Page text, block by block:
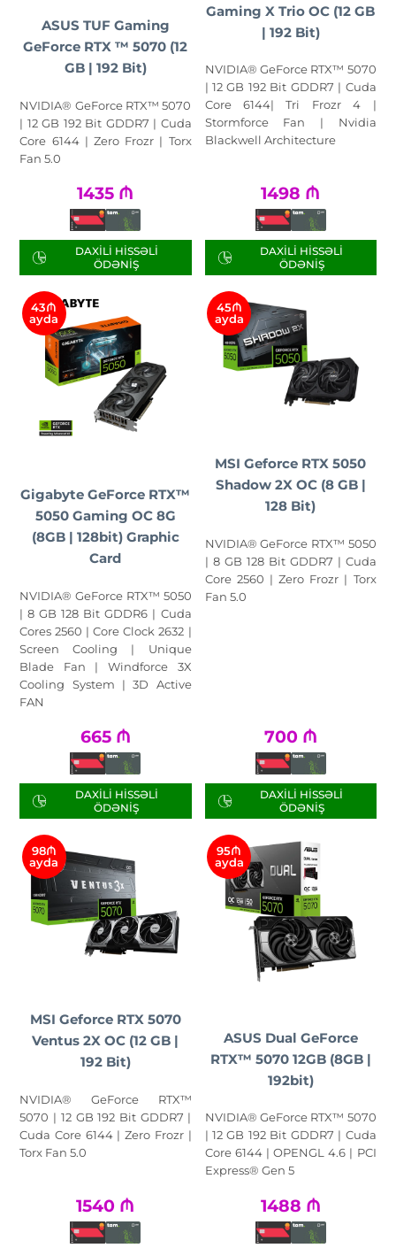
ASUS TUF Gaming
GeForce RTX ™ 5070 (12
GB | 192 Bit)
NVIDIA® GeForce RTX™ 5070
| 12 GB 192 Bit GDDR7 | Cuda
Core 6144 | Zero Frozr | Torx
Fan 5.0
1435 ₼
DAXILI HISSƏLI
ÖDƏNIŞ
Gaming X Trio OC (12 GB
| 192 Bit)
NVIDIA® GeForce RTX™ 5070
| 12 GB 192 Bit GDDR7 | Cuda
Core 6144| Tri Frozr 4 |
Stormforce Fan | Nvidia
Blackwell Architecture
1498 ₼
DAXILI HISSƏLI
ÖDƏNIŞ
43₼
ayda
Gigabyte GeForce RTX™
5050 Gaming OC 8G
(8GB | 128bit) Graphic
Card
NVIDIA® GeForce RTX™ 5050
| 8 GB 128 Bit GDDR6 | Cuda
Cores 2560 | Core Clock 2632 |
Screen Cooling | Unique
Blade Fan | Windforce 3X
Cooling System | 3D Active
FAN
665 ₼
DAXILI HISSƏLI
ÖDƏNIŞ
45₼
ayda
MSI Geforce RTX 5050
Shadow 2X OC (8 GB |
128 Bit)
NVIDIA® GeForce RTX™ 5050
| 8 GB 128 Bit GDDR7 | Cuda
Core 2560 | Zero Frozr | Torx
Fan 5.0
700 ₼
DAXILI HISSƏLI
ÖDƏNIŞ
98₼
ayda
MSI Geforce RTX 5070
Ventus 2X OC (12 GB |
192 Bit)
NVIDIA® GeForce RTX™
5070 | 12 GB 192 Bit GDDR7 |
Cuda Core 6144 | Zero Frozr |
Torx Fan 5.0
1540 ₼
95₼
ayda
ASUS Dual GeForce
RTX™ 5070 12GB (8GB |
192bit)
NVIDIA® GeForce RTX™ 5070
| 12 GB 192 Bit GDDR7 | Cuda
Core 6144 | OPENGL 4.6 | PCI
Express® Gen 5
1488 ₼